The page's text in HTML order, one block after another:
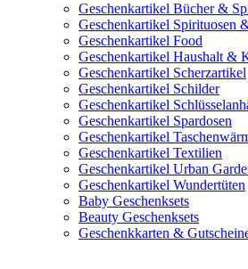
Geschenkartikel Bücher &
Geschenkartikel Spirituosen
Geschenkartikel Food
Geschenkartikel Haushalt &
Geschenkartikel Scherzartikel
Geschenkartikel Schilder
Geschenkartikel
Geschenkartikel Spardosen
Geschenkartikel
Geschenkartikel Textilien
Geschenkartikel Urban
Geschenkartikel Wundertüten
Baby Geschenksets
Beauty Geschenksets
Geschenkkarten &